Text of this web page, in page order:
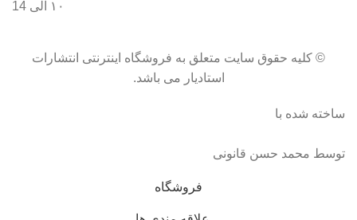
۱۰ الی 14
© کلیه حقوق سایت متعلق به فروشگاه اینترنتی انتشارات
استادیار می باشد.
ساخته شده با
توسط محمد حسن قانونی
فروشگاه